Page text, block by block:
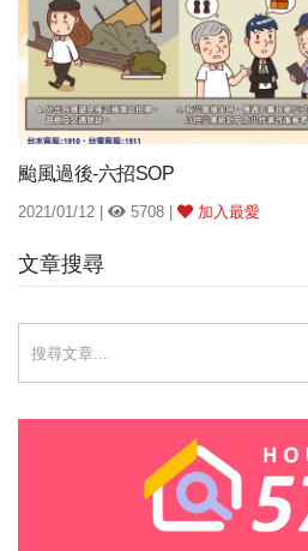
文章搜尋
颱風過後-六招SOP
2021/01/12 | 5708 | 加入最愛